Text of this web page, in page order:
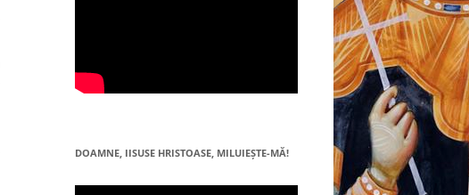
DOAMNE, IISUSE HRISTOASE, MILUIEŞTE-MĂ!